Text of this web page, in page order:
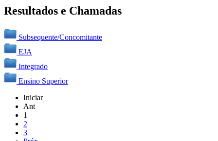
Resultados e Chamadas
Subsequente/Concomitante
EJA
Integrado
Ensino Superior
Iniciar
Ant
1
2
3